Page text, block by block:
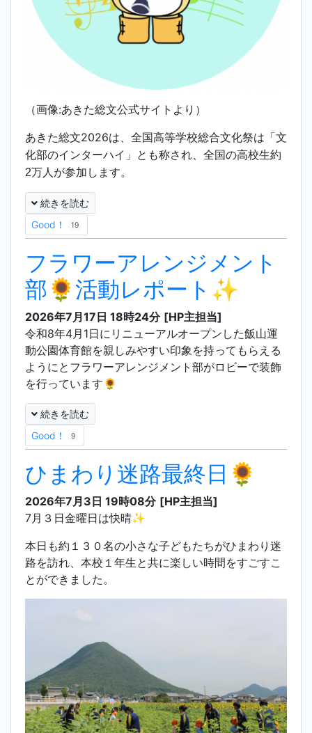
（画像:あきた総文公式サイトより）
あきた総文2026は、 全国高等学校総合文化祭は「文
化部のインターハイ」とも称され、全国の高校生約
2万人が参加します。
続きを読む
Good！
19
フラワーアレンジメント
部🌻活動レポート✨
2026年7月17日 18時24分 [HP主担当]
令和8年4月1日にリニューアルオープンした飯山運
動公園体育館を親しみやすい印象を持ってもらえる
ようにとフラワーアレンジメント部がロビーで装飾
を行っています🌻
続きを読む
Good！
9
ひまわり迷路最終日🌻
2026年7月3日 19時08分 [HP主担当]
7月３日金曜日は快晴✨
本日も約１３０名の小さな子どもたちがひまわり迷
路を訪れ、本校１年生と共に楽しい時間をすごすこ
とができました。